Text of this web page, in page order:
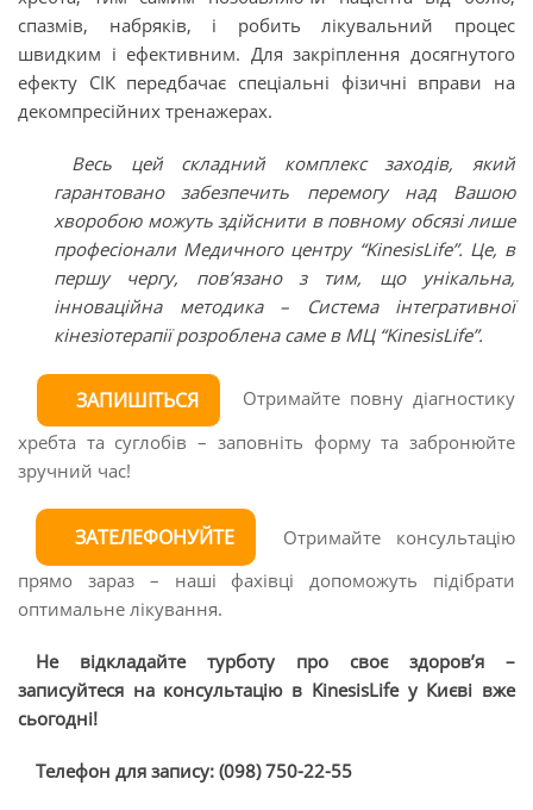
спазмів, набряків, і робить лікувальний процес
швидким і ефективним. Для закріплення досягнутого
ефекту СІК передбачає спеціальні фізичні вправи на
декомпресійних тренажерах.
Весь цей складний комплекс заходів, який
гарантовано забезпечить перемогу над Вашою
хворобою можуть здійснити в повному обсязі лише
професіонали Медичного центру “KinesisLife”. Це, в
першу чергу, пов’язано з тим, що унікальна,
інноваційна методика – Система інтегративної
кінезіотерапії розроблена саме в МЦ “KinesisLife”.
ЗАПИШІТЬСЯ
Отримайте повну діагностику
хребта та суглобів – заповніть форму та забронюйте
зручний час!
ЗАТЕЛЕФОНУЙТЕ
Отримайте консультацію
прямо зараз – наші фахівці допоможуть підібрати
оптимальне лікування.
Не відкладайте турботу про своє здоров’я –
записуйтеся на консультацію в KinesisLife у Києві вже
сьогодні!
Телефон для запису: (098) 750-22-55